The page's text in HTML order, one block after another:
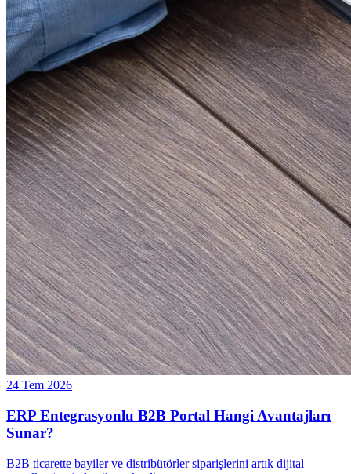
24 Tem 2026
ERP Entegrasyonlu B2B Portal Hangi Avantajları
Sunar?
B2B ticarette bayiler ve distribütörler siparişlerini artık dijital